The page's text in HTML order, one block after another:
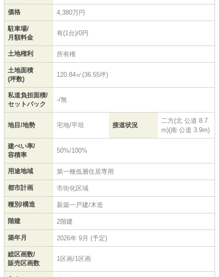
価格 4,380万円
駐車場/
月額料金
有(1台)/0円
土地権利 所有権
土地面積
(坪数)
120.84㎡(36.55坪)
私道負担面積/
セットバック
-/無
地目/地勢 宅地/平坦 接道状況
二方(北 公道 8.7
m)(南 公道 3.9m)
建ぺい率/
容積率
50%/100%
用途地域 第一種低層住居専用
都市計画 市街化区域
種別/構造 新築一戸建/木造
階建 2階建
築年月 2026年 9月 (予定)
総区画数/
販売区画数
1区画/1区画